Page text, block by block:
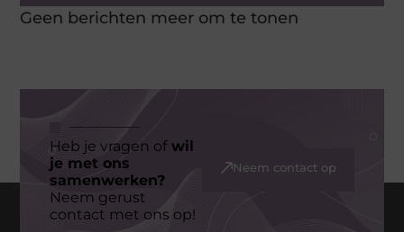
Geen berichten meer om te tonen
Heb je vragen ofwil
je met ons
samenwerken?
Neem gerust
contact met ons op!
Neem contact op